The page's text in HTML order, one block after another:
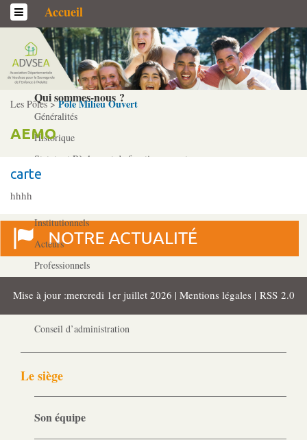
Accueil
L’association
Qui sommes-­nous ?
Généralités
Historique
Statuts et Règlement de fonctionnement
Institutionnels
Acteurs
Professionnels
Conseil d’administration
Le siège
Son équipe
Les Pôles >Pôle Milieu Ouvert
AEMO
carte
hhhh
Mise à jour :mercredi 1er juillet 2026 | Mentions légales | RSS 2.0